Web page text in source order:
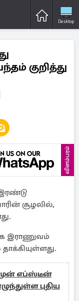
Desktop
குறித்து
விளம்பரம்
சூழலில்,
இராணுவம்
முன் எப்ஸ்டீன்
புதிய